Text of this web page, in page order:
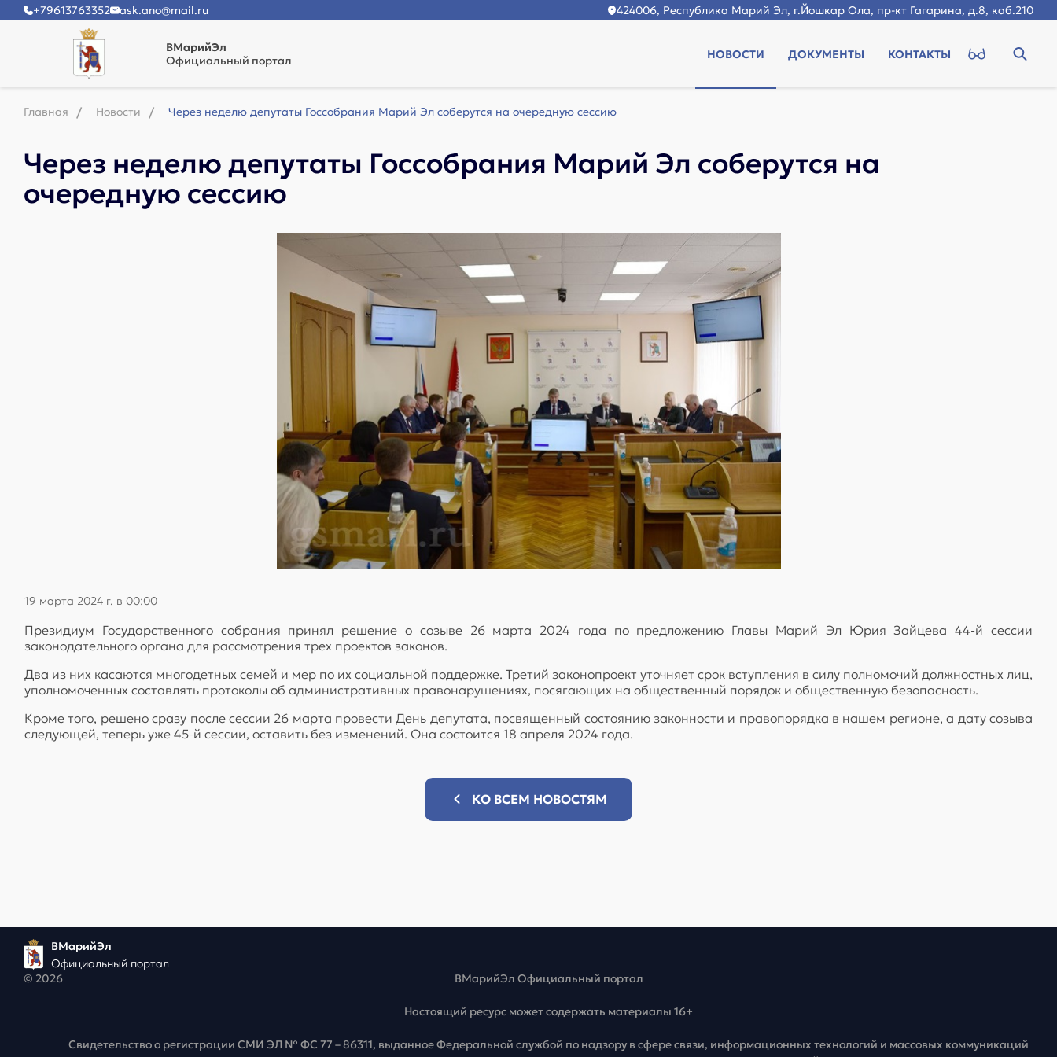
+79613763352 ask.ano@mail.ru 424006, Республика Марий Эл, г.Йошкар Ола, пр-кт Гагарина, д.8, каб.210
ВМарийЭл
Официальный портал
НОВОСТИ ДОКУМЕНТЫ КОНТАКТЫ
Главная Новости Через неделю депутаты Госсобрания Марий Эл соберутся на очередную сессию
Через неделю депутаты Госсобрания Марий Эл соберутся на
очередную сессию
19 марта 2024 г. в 00:00
Президиум Государственного собрания принял решение о созыве 26 марта 2024 года по предложению Главы Марий Эл Юрия Зайцева 44-й сессии
законодательного органа для рассмотрения трех проектов законов.
Два из них касаются многодетных семей и мер по их социальной поддержке. Третий законопроект уточняет срок вступления в силу полномочий должностных лиц,
уполномоченных составлять протоколы об административных правонарушениях, посягающих на общественный порядок и общественную безопасность.
Кроме того, решено сразу после сессии 26 марта провести День депутата, посвященный состоянию законности и правопорядка в нашем регионе, а дату созыва
следующей, теперь уже 45-й сессии, оставить без изменений. Она состоится 18 апреля 2024 года.
КО ВСЕМ НОВОСТЯМ
ВМарийЭл
Официальный портал
© 2026
ВМарийЭл Официальный портал
Настоящий ресурс может содержать материалы 16+
Свидетельство о регистрации СМИ ЭЛ № ФС 77 – 86311, выданное Федеральной службой по надзору в сфере связи, информационных технологий и массовых коммуникаций